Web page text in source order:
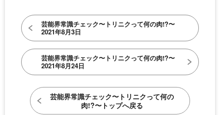
芸能界常識チェック〜トリニクって何の肉!?〜
2021年8月3日
芸能界常識チェック〜トリニクって何の肉!?〜
2021年8月24日
芸能界常識チェック〜トリニクって何の
肉!?〜トップへ戻る